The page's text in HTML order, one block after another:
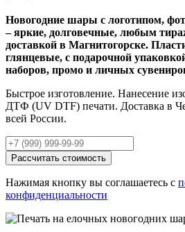
Новогодние шары с логотипом,
– яркие, долговечные, любым
доставкой в Магнитогорске.
глянцевые, с подарочной
наборов, промо и личных
Быстрое изготовление. Нанесение
ДТФ (UV DTF) печати. Доставка в
всей России.
Рассчитать стоимость
Нажимая кнопку вы соглашаетесь с
конфиденциальности